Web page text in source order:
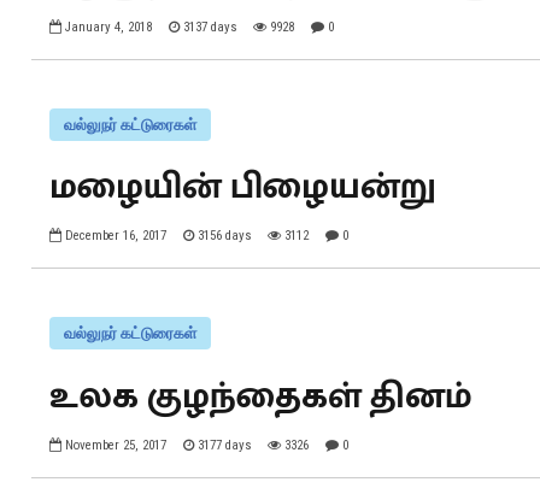
January 4, 2018 3137 days 9928 0
வல்லுநர் கட்டுரைகள்
மழையின் பிழையன்று
December 16, 2017 3156 days 3112 0
வல்லுநர் கட்டுரைகள்
உலக குழந்தைகள் தினம்
November 25, 2017 3177 days 3326 0